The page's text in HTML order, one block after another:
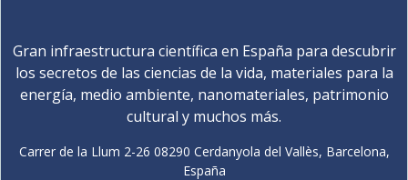
Gran infraestructura científica en España para descubrir
los secretos de las ciencias de la vida, materiales para la
energía, medio ambiente, nanomateriales, patrimonio
cultural y muchos más.
Carrer de la Llum 2-26 08290 Cerdanyola del Vallès, Barcelona,
España